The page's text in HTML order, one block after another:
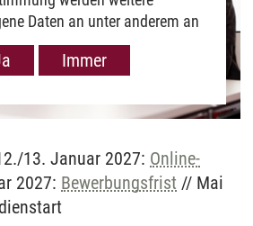
Daten an unter anderem an
übermittelt, um Ihnen Youtube-
Der Europäische Gerichtshof
jedoch als unzureichend
dann durch US-Behörden
können. Klicken Sie auf „Ja“
nur für die Anzeige dieses
auf „Immer“ erfolgt die
Immer
13. Januar 2027: Online-
2027: Bewerbungsfrist // Mai